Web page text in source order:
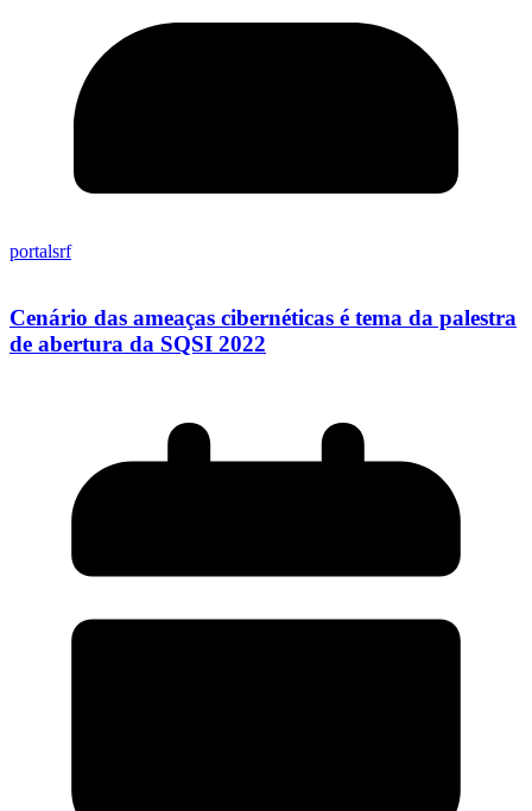
portalsrf
Cenário das ameaças cibernéticas é tema da palestra
de abertura da SQSI 2022